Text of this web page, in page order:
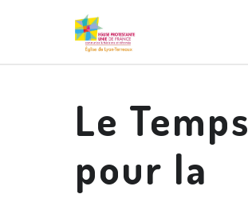
Le Temps
pour la